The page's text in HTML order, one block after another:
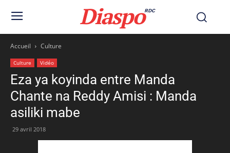
DiaspoRDC
Accueil Culture
Culture Vidéo
Eza ya koyinda entre Manda
Chante na Reddy Amisi : Manda
asiliki mabe
29 avril 2018